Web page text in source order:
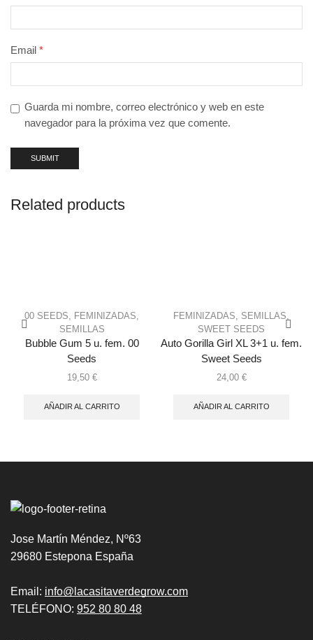
Email *
Guarda mi nombre, correo electrónico y web en este
navegador para la próxima vez que comente.
Related products
00 SEEDS FEMINIZADAS
SEMILLAS
Bubble Gum 5 u. fem. 00
Seeds
19,50 €
AÑADIR AL CARRITO
FEMINIZADAS SEMILLAS
SWEET SEEDS
Auto Gorilla Girl XL 3+1 u. fem.
Sweet Seeds
24,00 €
AÑADIR AL CARRITO
Jose Martín Méndez, Nº63
29680 Estepona España
Email: info@lacasitaverdegrow.com
TELÉFONO: 952 80 80 48